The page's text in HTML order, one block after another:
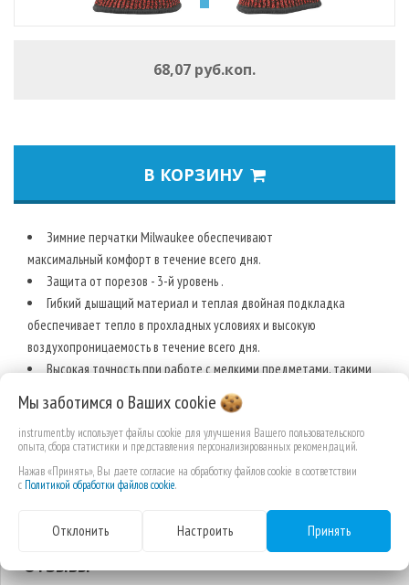
68,07 руб.коп.
В КОРЗИНУ
Зимние перчатки Milwaukee обеспечивают
максимальный комфорт в течение всего дня.
Защита от порезов - 3-й уровень .
Гибкий дышащий материал и теплая двойная подкладка
обеспечивает тепло в прохладных условиях и высокую
воздухопроницаемость в течение всего дня.
Высокая точность при работе с мелкими предметами, такими
как винты и гайки.
Соответствует европейским стандартам: EN388 и нормам ISO.
Smartswipe - возможность использования устройств с
сенсорным экраном без снятия перчаток.
ОТЗЫВЫ
Мы заботимся о Вашихcookie
instrument.by использует файлы cookie для улучшения Вашего пользовательского
опыта, сбора статистики и представления персонализированных рекомендаций.
Нажав «Принять», Вы даете согласие на обработку файлов cookie в соответствии
с Политикой обработки файлов cookie.
Отклонить Настроить Принять